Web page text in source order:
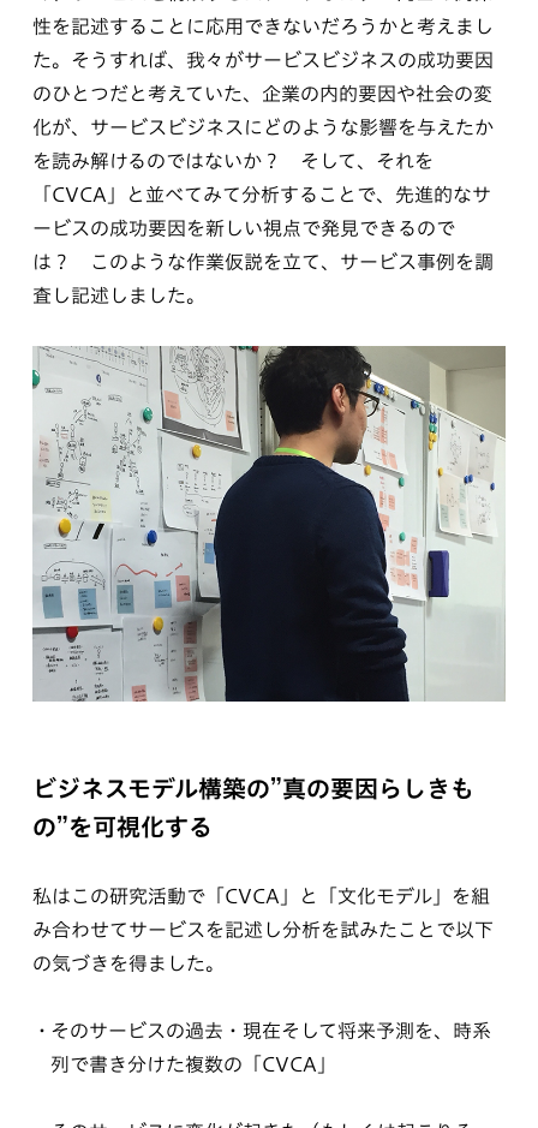
性を記述することに応用できないだろうかと考えまし
た。そうすれば、我々がサービスビジネスの成功要因
のひとつだと考えていた、企業の内的要因や社会の変
化が、サービスビジネスにどのような影響を与えたか
を読み解けるのではないか？ そして、それを
「CVCA」と並べてみて分析することで、先進的なサ
ービスの成功要因を新しい視点で発見できるので
は？ このような作業仮説を立て、サービス事例を調
査し記述しました。
ビジネスモデル構築の”真の要因らしきも
の”を可視化する
私はこの研究活動で「CVCA」と「文化モデル」を組
み合わせてサービスを記述し分析を試みたことで以下
の気づきを得ました。
そのサービスの過去・現在そして将来予測を、時系
列で書き分けた複数の「CVCA」